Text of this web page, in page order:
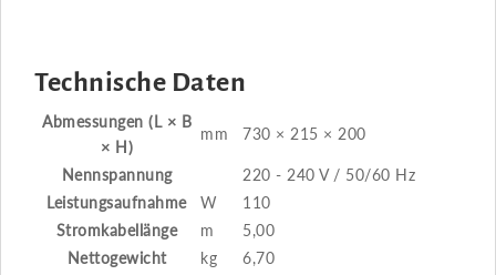
Technische Daten
Abmessungen (L × B
× H)
mm 730 × 215 × 200
Nennspannung
220 - 240 V / 50/60 Hz
Leistungsaufnahme
W
110
Stromkabellänge
m
5,00
Nettogewicht
kg
6,70